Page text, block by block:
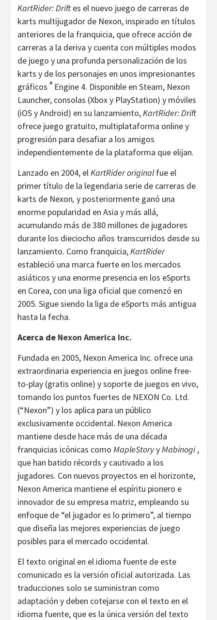
KartRider: Driftes el nuevo juego de carreras de
karts multijugador de Nexon, inspirado en títulos
anteriores de la franquicia, que ofrece acción de
carreras a la deriva y cuenta con múltiples modos
de juego y una profunda personalización de los
karts y de los personajes en unos impresionantes
gráficos ® Engine 4. Disponible en Steam, Nexon
Launcher, consolas (Xbox y PlayStation) y móviles
(iOS y Android) en su lanzamiento,KartRider: Drift
ofrece juego gratuito, multiplataforma online y
progresión para desafiar a los amigos
independientemente de la plataforma que elijan.
Lanzado en 2004, elKartRider originalfue el
primer título de la legendaria serie de carreras de
karts de Nexon, y posteriormente ganó una
enorme popularidad en Asia y más allá,
acumulando más de 380 millones de jugadores
durante los dieciocho años transcurridos desde su
lanzamiento. Como franquicia,KartRider
estableció una marca fuerte en los mercados
asiáticos y una enorme presencia en los eSports
en Corea, con una liga oficial que comenzó en
2005. Sigue siendo la liga de eSports más antigua
hasta la fecha.
Acerca de Nexon America Inc.
Fundada en 2005, Nexon America Inc. ofrece una
extraordinaria experiencia en juegos online free-
to-play (gratis online) y soporte de juegos en vivo,
tomando los puntos fuertes de NEXON Co. Ltd.
(“Nexon”) y los aplica para un público
exclusivamente occidental. Nexon America
mantiene desde hace más de una década
franquicias icónicas como MapleStoryyMabinogi,
que han batido récords y cautivado a los
jugadores. Con nuevos proyectos en el horizonte,
Nexon America mantiene el espíritu pionero e
innovador de su empresa matriz, empleando su
enfoque de “el jugador es lo primero”, al tiempo
que diseña las mejores experiencias de juego
posibles para el mercado occidental.
El texto original en el idioma fuente de este
comunicado es la versión oficial autorizada. Las
traducciones solo se suministran como
adaptación y deben cotejarse con el texto en el
idioma fuente, que es la única versión del texto